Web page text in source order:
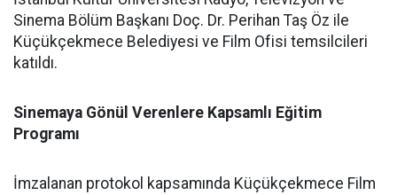
Sinema Bölüm Başkanı Doç. Dr. Perihan Taş Öz ile
Küçükçekmece Belediyesi ve Film Ofisi temsilcileri
katıldı.
Sinemaya Gönül Verenlere Kapsamlı Eğitim
Programı
İmzalanan protokol kapsamında Küçükçekmece Film